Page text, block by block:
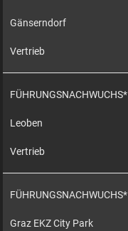
Gänserndorf
Vertrieb
FÜHRUNGSNACHWUCHS*
Leoben
Vertrieb
FÜHRUNGSNACHWUCHS*
Graz EKZ City Park